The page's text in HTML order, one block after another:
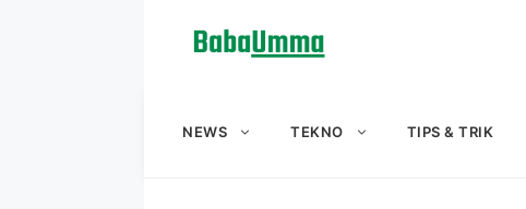
NEWS TEKNO TIPS & TRIK